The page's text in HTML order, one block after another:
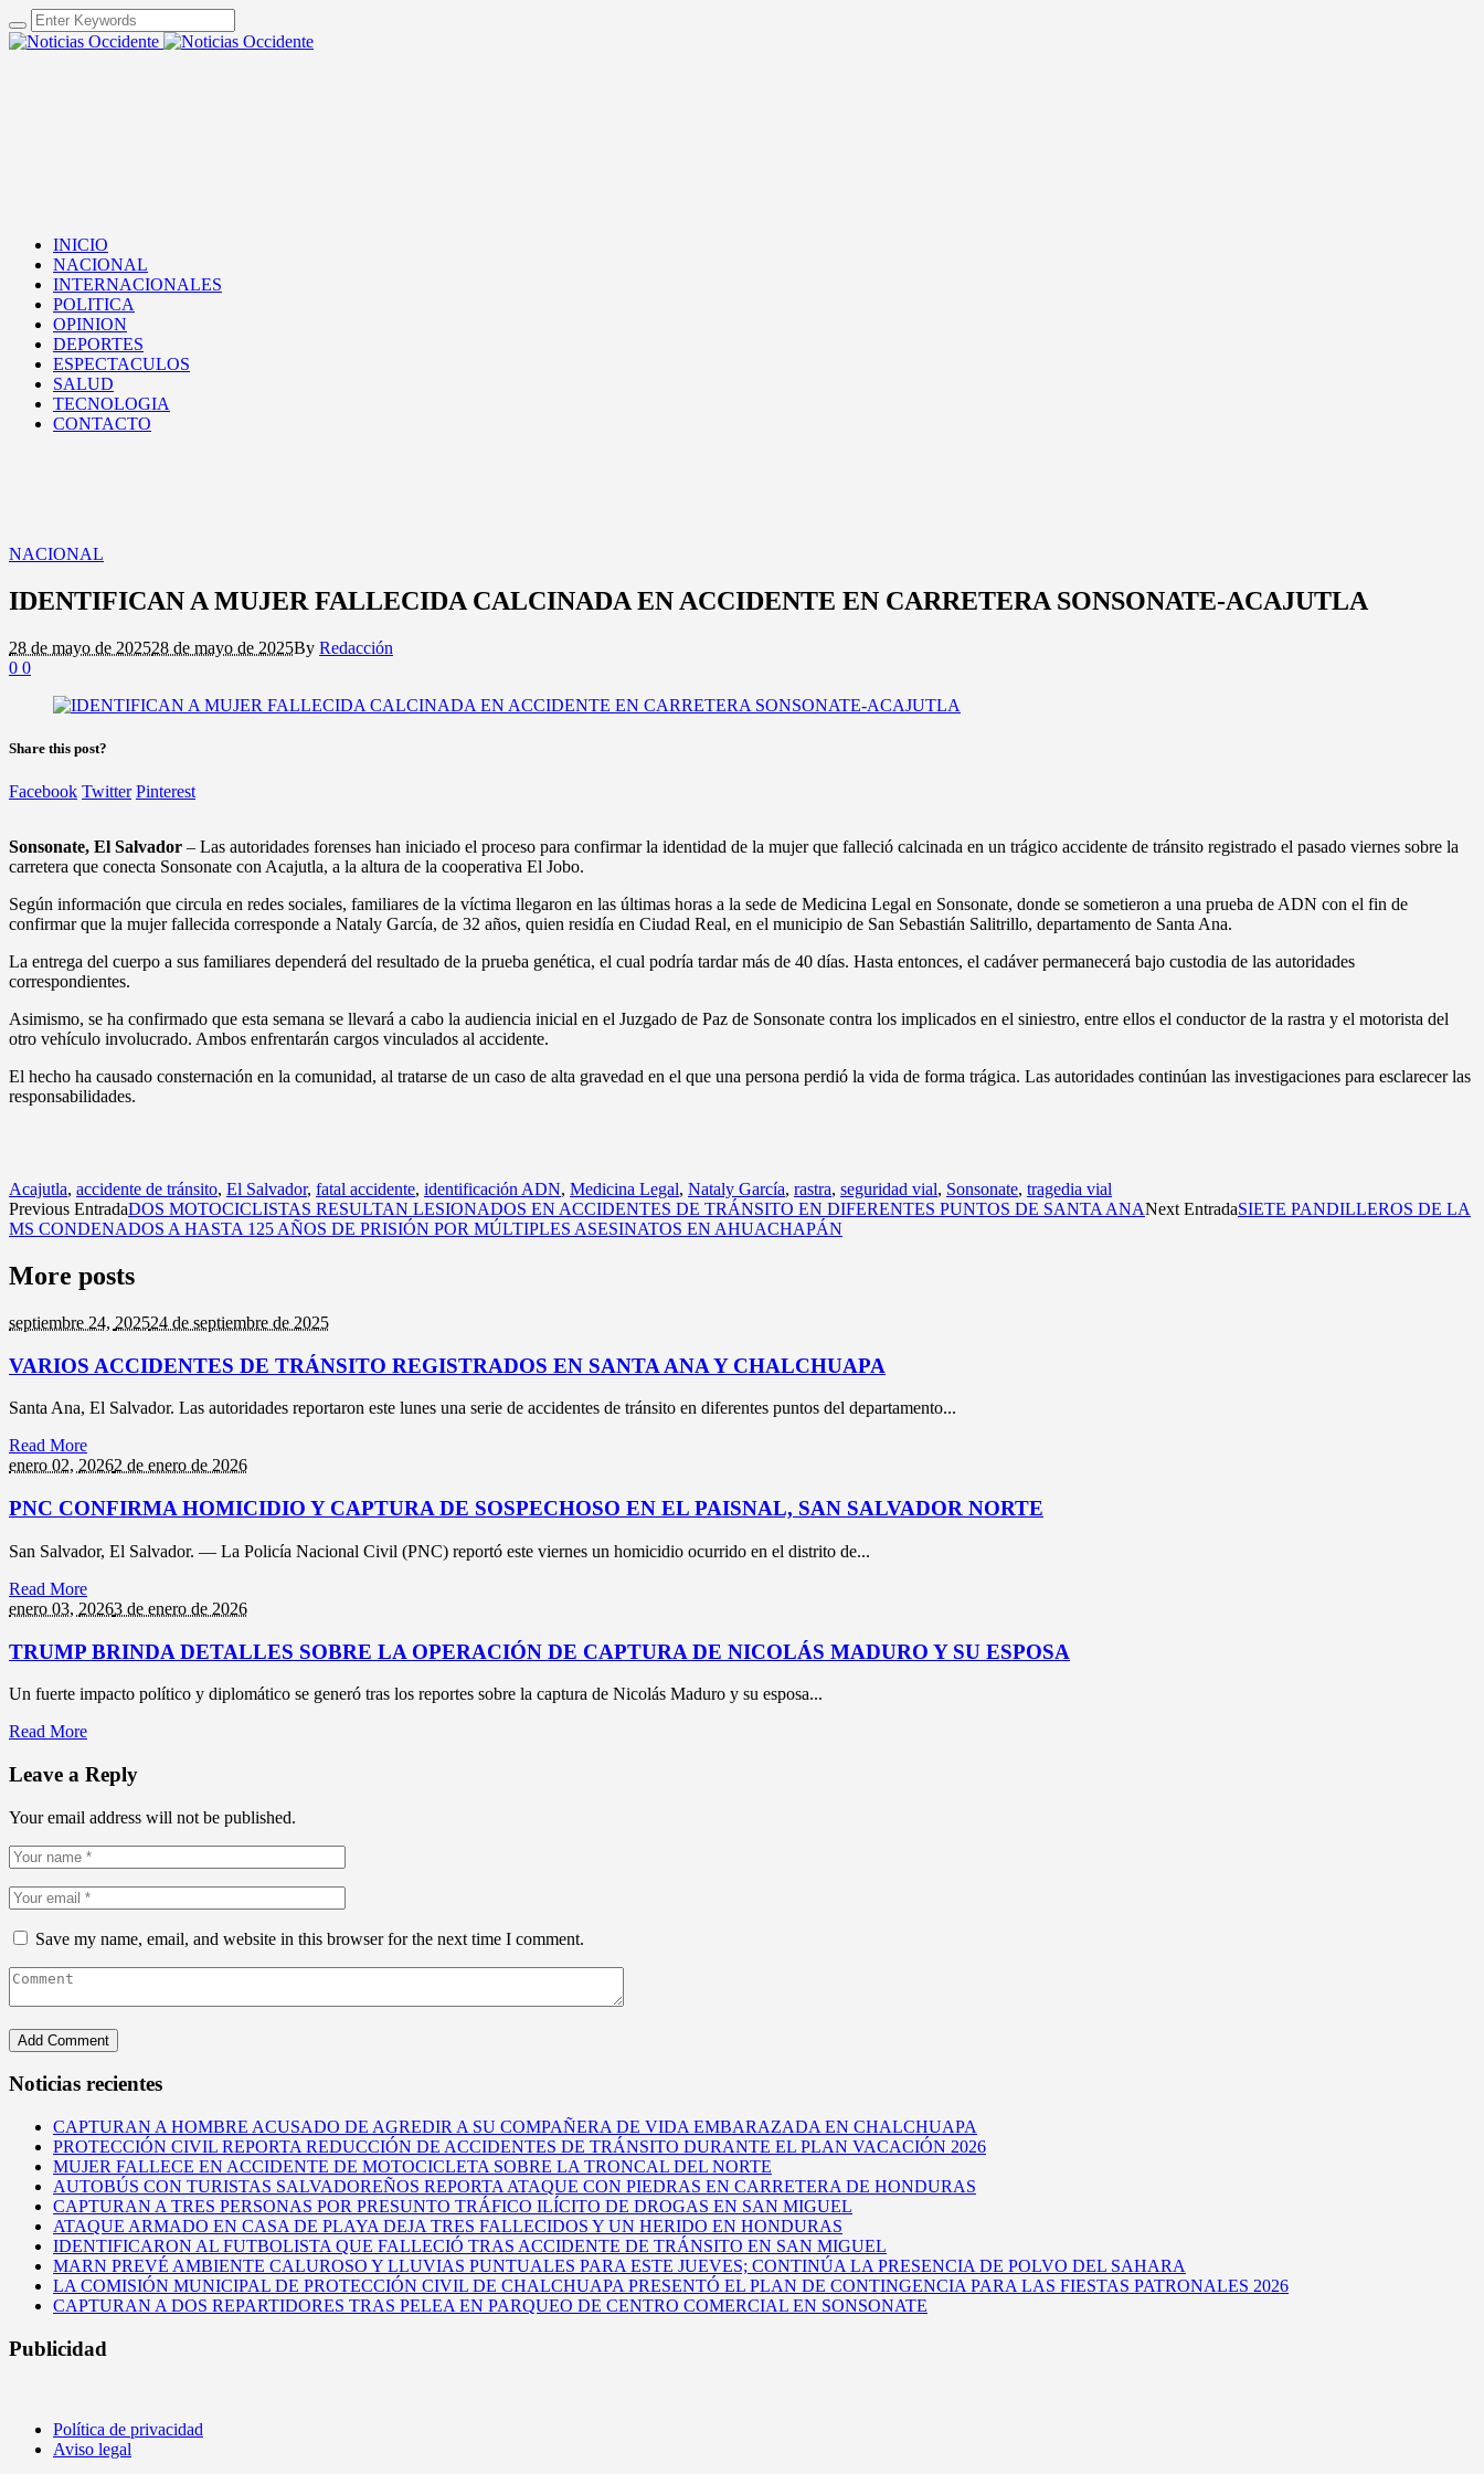
INICIO
NACIONAL
INTERNACIONALES
POLITICA
OPINION
DEPORTES
ESPECTACULOS
SALUD
TECNOLOGIA
CONTACTO
NACIONAL
IDENTIFICAN A MUJER FALLECIDA CALCINADA EN ACCIDENTE EN CARRETERA SONSONATE-ACAJUTLA
28 de mayo de 202528 de mayo de 2025By Redacción
0 0
Share this post?
Facebook Twitter Pinterest
Sonsonate, El Salvador – Las autoridades forenses han iniciado el proceso para confirmar la identidad de la mujer que falleció calcinada en un trágico accidente de tránsito registrado el pasado viernes sobre la
carretera que conecta Sonsonate con Acajutla, a la altura de la cooperativa El Jobo.
Según información que circula en redes sociales, familiares de la víctima llegaron en las últimas horas a la sede de Medicina Legal en Sonsonate, donde se sometieron a una prueba de ADN con el fin de
confirmar que la mujer fallecida corresponde a Nataly García, de 32 años, quien residía en Ciudad Real, en el municipio de San Sebastián Salitrillo, departamento de Santa Ana.
La entrega del cuerpo a sus familiares dependerá del resultado de la prueba genética, el cual podría tardar más de 40 días. Hasta entonces, el cadáver permanecerá bajo custodia de las autoridades
correspondientes.
Asimismo, se ha confirmado que esta semana se llevará a cabo la audiencia inicial en el Juzgado de Paz de Sonsonate contra los implicados en el siniestro, entre ellos el conductor de la rastra y el motorista del
otro vehículo involucrado. Ambos enfrentarán cargos vinculados al accidente.
El hecho ha causado consternación en la comunidad, al tratarse de un caso de alta gravedad en el que una persona perdió la vida de forma trágica. Las autoridades continúan las investigaciones para esclarecer las
responsabilidades.
Acajutla, accidente de tránsito, El Salvador, fatal accidente, identificación ADN, Medicina Legal, Nataly García, rastra, seguridad vial, Sonsonate, tragedia vial
Previous EntradaDOS MOTOCICLISTAS RESULTAN LESIONADOS EN ACCIDENTES DE TRÁNSITO EN DIFERENTES PUNTOS DE SANTA ANANext EntradaSIETE PANDILLEROS DE LA
MS CONDENADOS A HASTA 125 AÑOS DE PRISIÓN POR MÚLTIPLES ASESINATOS EN AHUACHAPÁN
More posts
septiembre 24, 202524 de septiembre de 2025
VARIOS ACCIDENTES DE TRÁNSITO REGISTRADOS EN SANTA ANA Y CHALCHUAPA
Santa Ana, El Salvador. Las autoridades reportaron este lunes una serie de accidentes de tránsito en diferentes puntos del departamento...
Read More
enero 02, 20262 de enero de 2026
PNC CONFIRMA HOMICIDIO Y CAPTURA DE SOSPECHOSO EN EL PAISNAL, SAN SALVADOR NORTE
San Salvador, El Salvador. — La Policía Nacional Civil (PNC) reportó este viernes un homicidio ocurrido en el distrito de...
Read More
enero 03, 20263 de enero de 2026
TRUMP BRINDA DETALLES SOBRE LA OPERACIÓN DE CAPTURA DE NICOLÁS MADURO Y SU ESPOSA
Un fuerte impacto político y diplomático se generó tras los reportes sobre la captura de Nicolás Maduro y su esposa...
Read More
Leave a Reply
Your email address will not be published.
Save my name, email, and website in this browser for the next time I comment.
Noticias recientes
CAPTURAN A HOMBRE ACUSADO DE AGREDIR A SU COMPAÑERA DE VIDA EMBARAZADA EN CHALCHUAPA
PROTECCIÓN CIVIL REPORTA REDUCCIÓN DE ACCIDENTES DE TRÁNSITO DURANTE EL PLAN VACACIÓN 2026
MUJER FALLECE EN ACCIDENTE DE MOTOCICLETA SOBRE LA TRONCAL DEL NORTE
AUTOBÚS CON TURISTAS SALVADOREÑOS REPORTA ATAQUE CON PIEDRAS EN CARRETERA DE HONDURAS
CAPTURAN A TRES PERSONAS POR PRESUNTO TRÁFICO ILÍCITO DE DROGAS EN SAN MIGUEL
ATAQUE ARMADO EN CASA DE PLAYA DEJA TRES FALLECIDOS Y UN HERIDO EN HONDURAS
IDENTIFICARON AL FUTBOLISTA QUE FALLECIÓ TRAS ACCIDENTE DE TRÁNSITO EN SAN MIGUEL
MARN PREVÉ AMBIENTE CALUROSO Y LLUVIAS PUNTUALES PARA ESTE JUEVES; CONTINÚA LA PRESENCIA DE POLVO DEL SAHARA
LA COMISIÓN MUNICIPAL DE PROTECCIÓN CIVIL DE CHALCHUAPA PRESENTÓ EL PLAN DE CONTINGENCIA PARA LAS FIESTAS PATRONALES 2026
CAPTURAN A DOS REPARTIDORES TRAS PELEA EN PARQUEO DE CENTRO COMERCIAL EN SONSONATE
Publicidad
Política de privacidad
Aviso legal